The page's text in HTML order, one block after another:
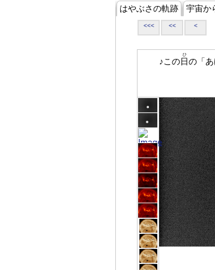
はやぶさの軌跡 宇宙か
<<< << <
♪この日
ひ
の「あ